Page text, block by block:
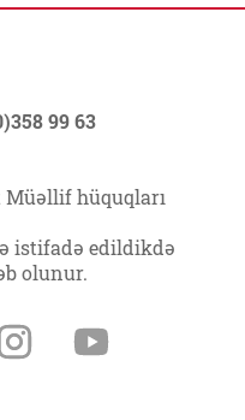
99 63
Müəllif hüquqları
istifadə edildikdə
olunur.